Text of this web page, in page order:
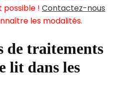
possible ! Contactez-nous
les modalités.
de traitements
lit dans les